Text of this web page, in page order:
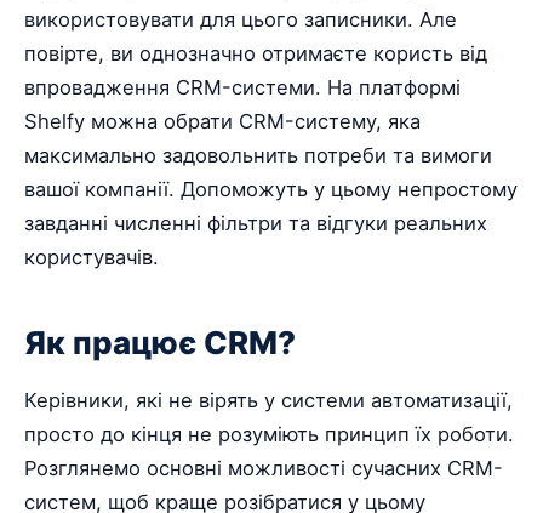
використовувати для цього записники. Але
повірте, ви однозначно отримаєте користь від
впровадження CRM-системи. На платформі
Shelfy можна обрати CRM-систему, яка
максимально задовольнить потреби та вимоги
вашої компанії. Допоможуть у цьому непростому
завданні численні фільтри та відгуки реальних
користувачів.
Як працює CRM?
Керівники, які не вірять у системи автоматизації,
просто до кінця не розуміють принцип їх роботи.
Розглянемо основні можливості сучасних CRM-
систем, щоб краще розібратися у цьому